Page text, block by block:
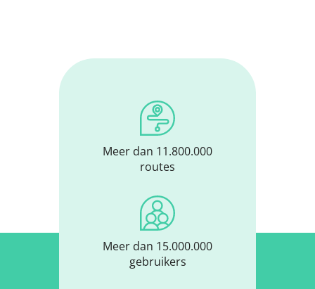
Meer dan 11.800.000
routes
Meer dan 15.000.000
gebruikers